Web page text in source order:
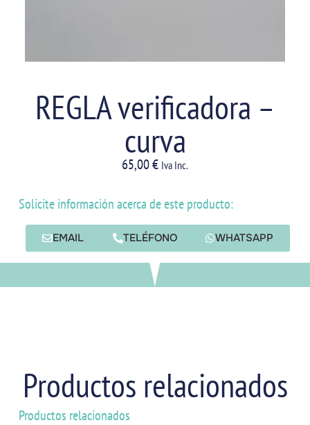
REGLA verificadora –
curva
65,00€ Iva Inc.
Solicite información acerca de este producto:
EMAIL TELÉFONO WHATSAPP
Productos relacionados
Productos relacionados